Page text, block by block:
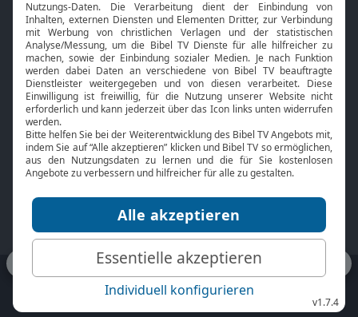
HbbTV
Bibelthek Online-Bibel
Nächster Gottesdienst
Bibel TV
Über uns
Jobs
Mediadaten
Service
Kontakt
TV-Empfang
bibeltv.de: Impressum
Datenschutz
Nutzungsbedingungen
Fakten Bibel TV App